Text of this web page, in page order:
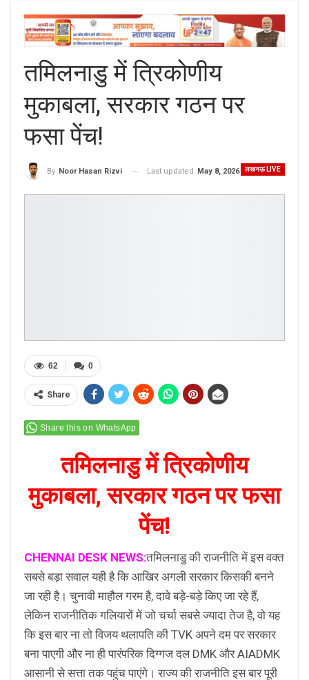
तमिलनाडु में त्रिकोणीय
मुकाबला, सरकार गठन पर
फसा पेंच!
लखनऊ LIVE
By Noor Hasan Rizvi Last updated May 8, 2026
0
62
Share
Share this on WhatsApp
तमिलनाडु में त्रिकोणीय
मुकाबला, सरकार गठन पर फसा
पेंच!
CHENNAI DESK NEWS:तमिलनाडु की राजनीति में इस वक्त
सबसे बड़ा सवाल यही है कि आखिर अगली सरकार किसकी बनने
जा रही है। चुनावी माहौल गरम है, दावे बड़े-बड़े किए जा रहे हैं,
लेकिन राजनीतिक गलियारों में जो चर्चा सबसे ज्यादा तेज है, वो यह
कि इस बार ना तो विजय थलापति की TVK अपने दम पर सरकार
बना पाएगी और ना ही पारंपरिक दिग्गज दल DMK और AIADMK
आसानी से सत्ता तक पहुंच पाएंगे। राज्य की राजनीति इस बार पूरी